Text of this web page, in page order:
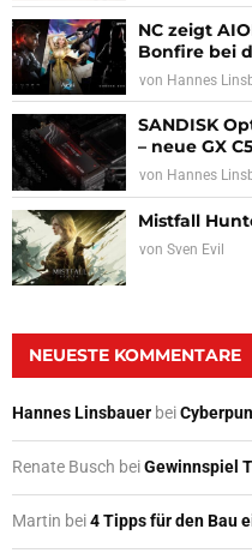
NC zeigt
Bonfire bei
von Hannes
SANDISK
– neue GX
von Hannes
Mistfall
von Sven Evil
NEUESTE KOMMENTARE
Hannes Linsbauer bei
Renate Busch beiGewinnspiel
Martin bei4 Tipps für den Bau